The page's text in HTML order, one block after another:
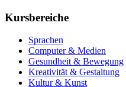
Kursbereiche
Sprachen
Computer & Medien
Gesundheit & Bewegung
Kreativität & Gestaltung
Kultur & Kunst